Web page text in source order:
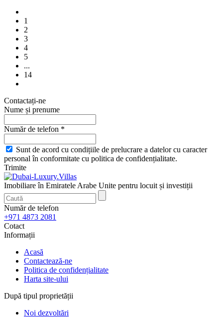
1
2
3
4
5
...
14
Contactați-ne
Nume și prenume
Număr de telefon *
Sunt de acord cu condițiile de prelucrare a datelor cu caracter
personal în conformitate cu politica de confidențialitate.
Trimite
Imobiliare în Emiratele Arabe Unite pentru locuit și investiții
Număr de telefon
+971 4873 2081
Cotact
Informații
Acasă
Contactează-ne
Politica de confidențialitate
Harta site-ului
După tipul proprietății
Noi dezvoltări